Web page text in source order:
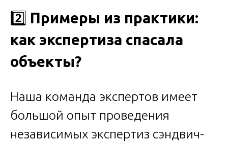
2️⃣ Примеры из практики:
как экспертиза спасала
объекты?
Наша команда экспертов имеет
большой опыт проведения
независимых экспертиз сэндвич-